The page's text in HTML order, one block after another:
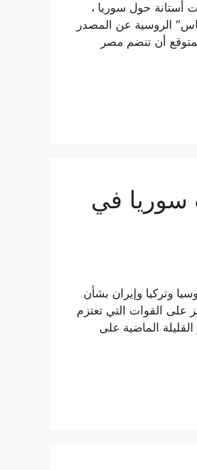
أستانة حول سوريا ،
الروسية عن المصدر
أن تنضم مصر
سوريا في
وتركيا وإيران بشأن
14 و15 سبتمبر أيلول وستركز على القوات التي تعتزم
الماضية على